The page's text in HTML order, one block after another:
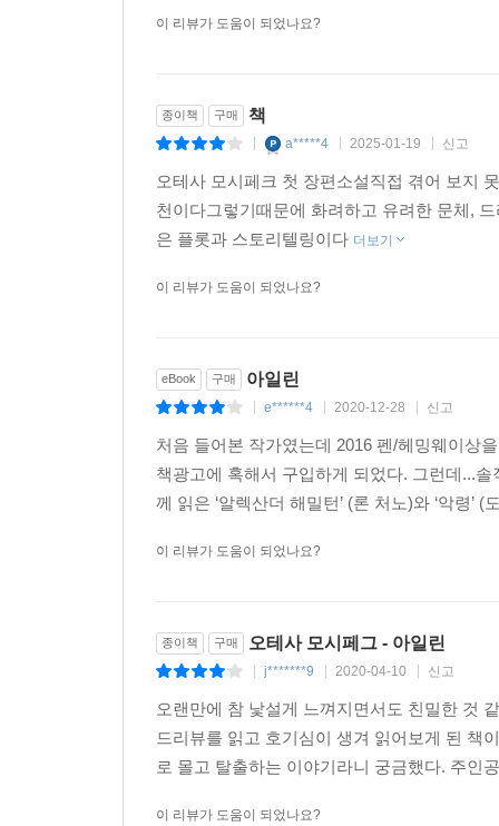
전개되는 이 작품은 미묘한 불안감으로 독자의
이 젊은 여성의 서사는, 누구나가 거쳐온 젊은 날
단계를 통과하고 있는 젊은 세대를 위한 공감의
최고의 심리 서스펜스 소설.
- 북리스트
주목해야 할 유능한 작가로서 오테사 모시페그를
- 버슬
이 리뷰가 도움이 되었나요?
종이책 구매 책
a*****4 2025-01-19 신고
오테사 모시페크 첫 장편소설직접 겪어 보지
천이다그렇기때문에 화려하고 유려한 문체,
은 플롯과 스토리텔링이다 더보기
이 리뷰가 도움이 되었나요?
eBook 구매 아일린
e******4 2020-12-28 신고
처음 들어본 작가였는데 2016 펜/헤밍웨이상
책광고에 혹해서 구입하게 되었다. 그런데...
께 읽은 ‘알렉산더 해밀턴’ (론 처노)와 ‘악령’
이 리뷰가 도움이 되었나요?
종이책 구매 오테사 모시페그 - 아일린
j*******9 2020-04-10 신고
오랜만에 참 낯설게 느껴지면서도 친밀한 것
드리뷰를 읽고 호기심이 생겨 읽어보게 된 책
로 몰고 탈출하는 이야기라니 궁금했다. 주인
이 리뷰가 도움이 되었나요?